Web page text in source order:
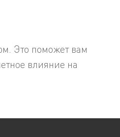
Это поможет вам
влияние на